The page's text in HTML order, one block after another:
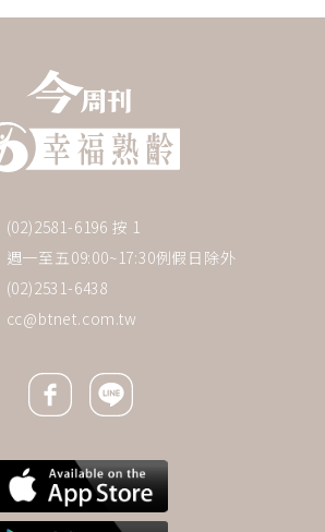
6196 按 1
週一至五09:00~17:30例假日除外
6438
cc@btnet.com.tw
Facebook icon
Line icon